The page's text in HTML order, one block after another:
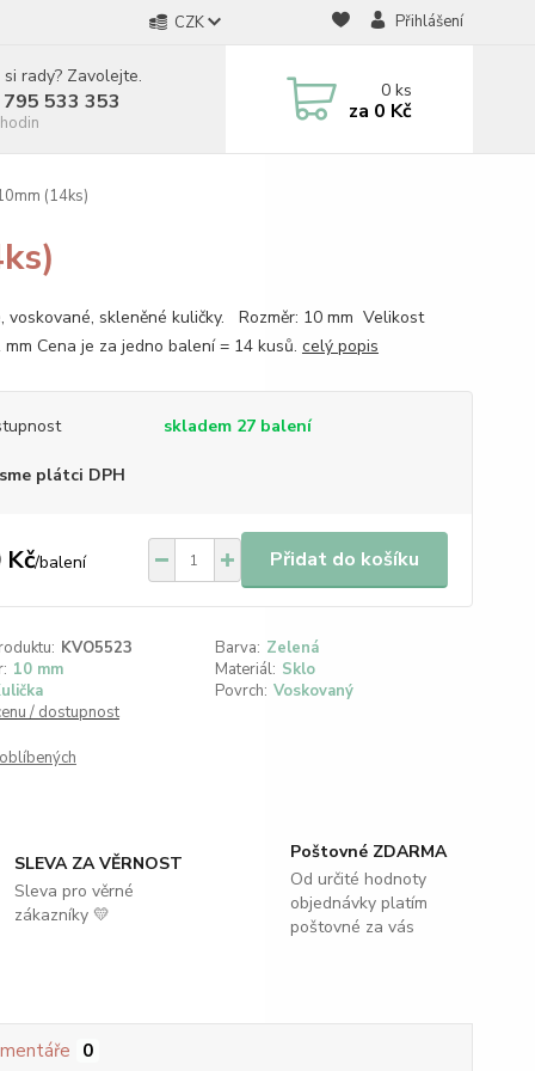
CZK Přihlášení
rady? Zavolejte.
533 353 0ks
za 0 Kč
(14ks)
voskované, skleněné kuličky. Rozměr: 10 mm Velikost
mm Cena je za jedno balení = 14 kusů. celý popis
skladem 27 balení
plátci DPH
Kč/balení Přidat do košíku
KVO5523 Barva: Zelená
10 mm Materiál: Sklo
Povrch: Voskovaný
/ dostupnost
SLEVA ZA VĚRNOST
Sleva pro věrné
zákazníky 💛
Poštovné ZDARMA
Od určité hodnoty
objednávky platím
poštovné za vás
0